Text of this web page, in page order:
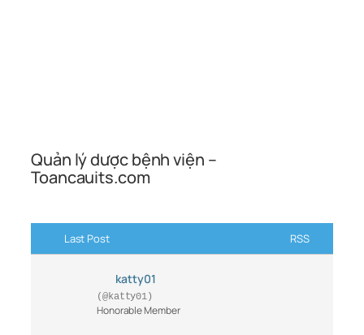
Quản lý dược bệnh viện –
Toancauits.com
Last Post RSS
katty01
(@katty01)
Honorable Member